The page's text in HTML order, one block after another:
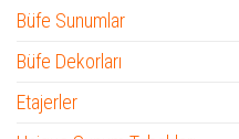
Büfe Sunumlar
Büfe Dekorları
Etajerler